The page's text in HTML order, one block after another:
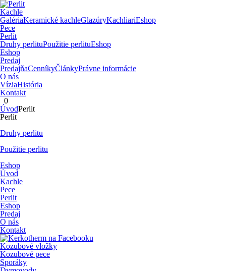
Kachle
GalériaKeramické kachleGlazúryKachliariEshop
Pece
Perlit
Druhy perlituPoužitie perlituEshop
Eshop
Predaj
PredajňaCenníkyČlánkyPrávne informácie
O nás
VíziaHistória
Kontakt
0
ÚvodPerlit
Perlit
Druhy perlitu
Použitie perlitu
Eshop
Úvod
Kachle
Pece
Perlit
Eshop
Predaj
O nás
Kontakt
Kozubové vložky
Kozubové pece
Sporáky